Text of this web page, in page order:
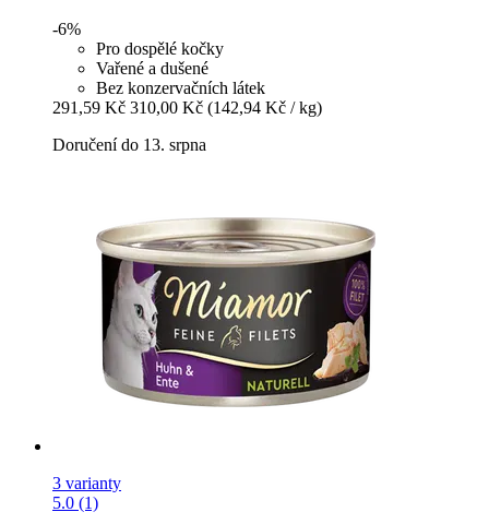
-6%
Pro dospělé kočky
Vařené a dušené
Bez konzervačních látek
291,59 Kč 310,00 Kč (142,94 Kč / kg)
Doručení do 13. srpna
3 varianty
5.0 (1)